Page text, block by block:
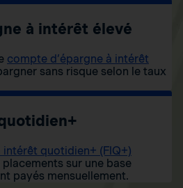
à intérêt élevé
compte d’épargne à intérêt
sans risque selon le taux
intérêt quotidien+ (FIQ+)
sur une base
payés mensuellement.